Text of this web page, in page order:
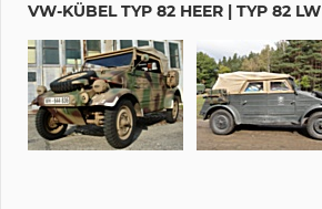
VW-KÜBEL TYP 82 HEER | TYP 82 LW